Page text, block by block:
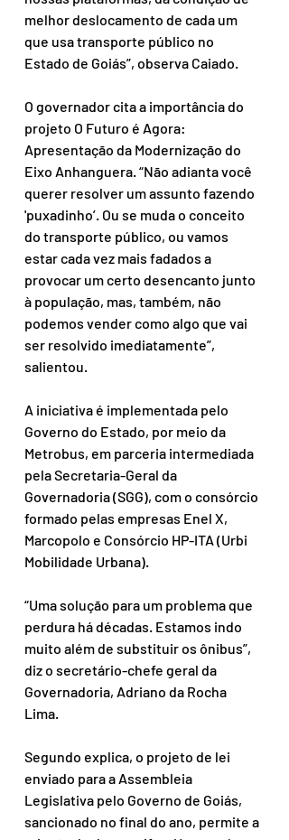
melhor deslocamento de cada um
que usa transporte público no
Estado de Goiás”, observa Caiado.
O governador cita a importância do
projeto O Futuro é Agora:
Apresentação da Modernização do
Eixo Anhanguera. “Não adianta você
querer resolver um assunto fazendo
'puxadinho’. Ou se muda o conceito
do transporte público, ou vamos
estar cada vez mais fadados a
provocar um certo desencanto junto
à população, mas, também, não
podemos vender como algo que vai
ser resolvido imediatamente”,
salientou.
A iniciativa é implementada pelo
Governo do Estado, por meio da
Metrobus, em parceria intermediada
pela Secretaria-Geral da
Governadoria (SGG), com o consórcio
formado pelas empresas Enel X,
Marcopolo e Consórcio HP-ITA (Urbi
Mobilidade Urbana).
“Uma solução para um problema que
perdura há décadas. Estamos indo
muito além de substituir os ônibus”,
diz o secretário-chefe geral da
Governadoria, Adriano da Rocha
Lima.
Segundo explica, o projeto de lei
enviado para a Assembleia
Legislativa pelo Governo de Goiás,
sancionado no final do ano, permite a